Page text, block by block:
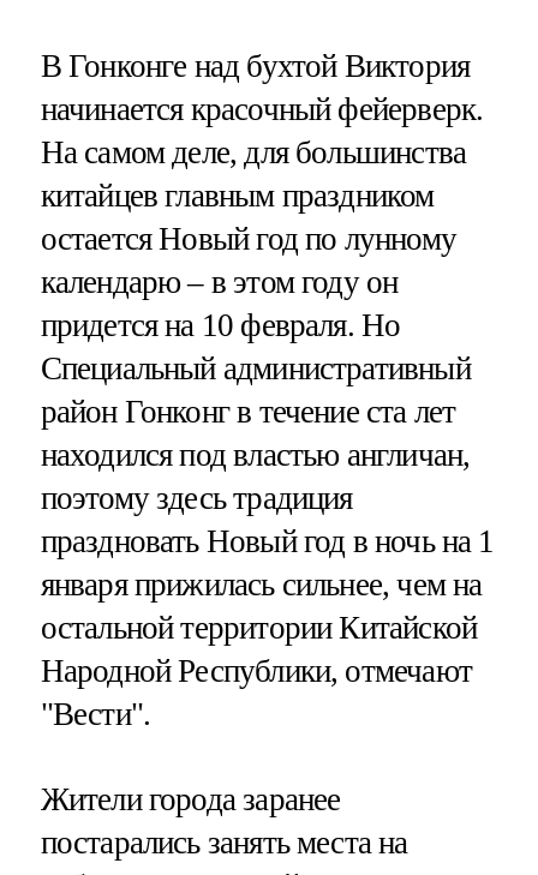
В Гонконге над бухтой Виктория
начинается красочный фейерверк.
На самом деле, для большинства
китайцев главным праздником
остается Новый год по лунному
календарю – в этом году он
придется на 10 февраля. Но
Специальный административный
район Гонконг в течение ста лет
находился под властью англичан,
поэтому здесь традиция
праздновать Новый год в ночь на 1
января прижилась сильнее, чем на
остальной территории Китайской
Народной Республики, отмечают
"Вести".
Жители города заранее
постарались занять места на